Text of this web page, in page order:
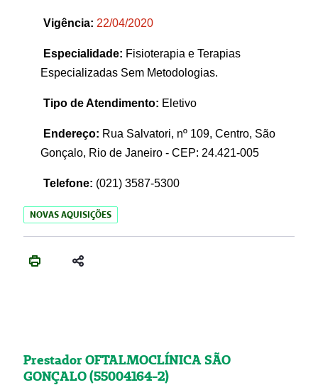
Vigência: 22/04/2020
Especialidade: Fisioterapia e Terapias
Especializadas Sem Metodologias.
Tipo de Atendimento: Eletivo
Endereço: Rua Salvatori, nº 109, Centro, São
Gonçalo, Rio de Janeiro - CEP: 24.421-005
Telefone: (021) 3587-5300
NOVAS AQUISIÇÕES
Prestador OFTALMOCLÍNICA SÃO
GONÇALO (55004164-2)